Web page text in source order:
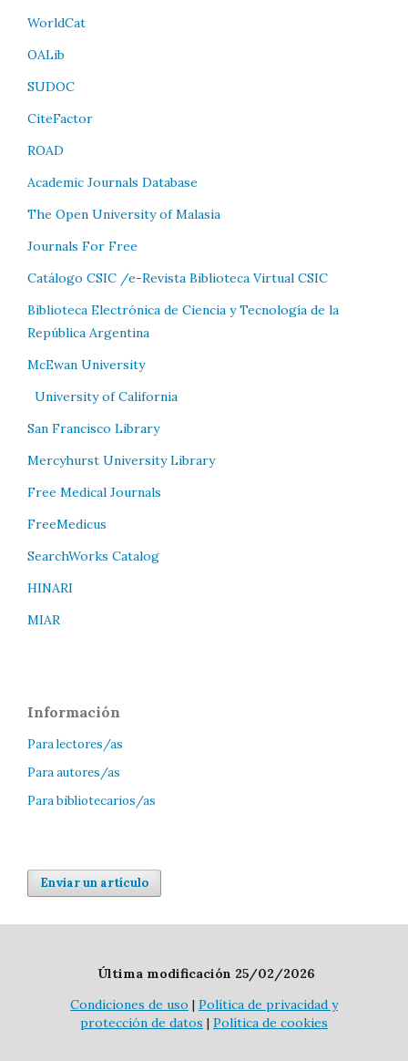
WorldCat
OALib
SUDOC
CiteFactor
ROAD
Academic Journals Database
The Open University of Malasia
Journals For Free
Catálogo CSIC /e-Revista Biblioteca Virtual CSIC
Biblioteca Electrónica de Ciencia y Tecnología de la
República Argentina
McEwan University
University of California
San Francisco Library
Mercyhurst University Library
Free Medical Journals
FreeMedicus
SearchWorks Catalog
HINARI
MIAR
Información
Para lectores/as
Para autores/as
Para bibliotecarios/as
Enviar un artículo
Última modificación 25/02/2026
Condiciones de uso | Política de privacidad y
protección de datos | Política de cookies